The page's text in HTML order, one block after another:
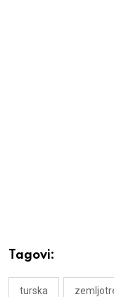
Tagovi:
turska